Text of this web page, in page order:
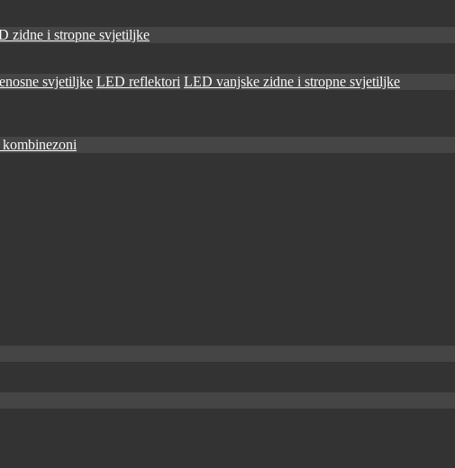
zidne i stropne svjetiljke
svjetiljke LED reflektori LED vanjske zidne i stropne svjetiljke